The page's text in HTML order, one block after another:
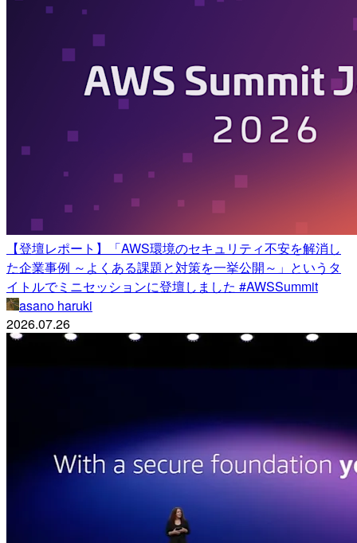
【登壇レポート】「AWS環境のセキュリティ不安を解消し
た企業事例 ～よくある課題と対策を一挙公開～」というタ
イトルでミニセッションに登壇しました #AWSSummit
asano haruki
2026.07.26